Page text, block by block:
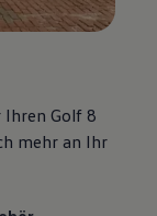
Ihren Golf 8
mehr an Ihr